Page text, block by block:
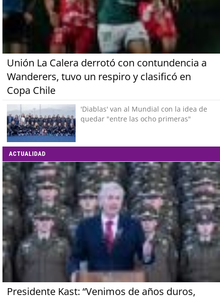
Unión La Calera derrotó con contundencia a
Wanderers, tuvo un respiro y clasificó en
Copa Chile
'Diablas' van al Mundial con la idea de
quedar "entre las ocho primeras"
ACTUALIDAD
Presidente Kast: “Venimos de años duros,